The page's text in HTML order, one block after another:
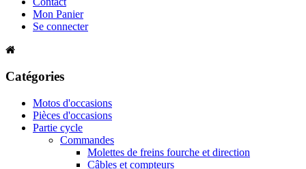
Mon Panier
Se connecter
Catégories
Motos d'occasions
Pièces d'occasions
Partie cycle
Commandes
Molettes de freins fourche et direction
Câbles et compteurs